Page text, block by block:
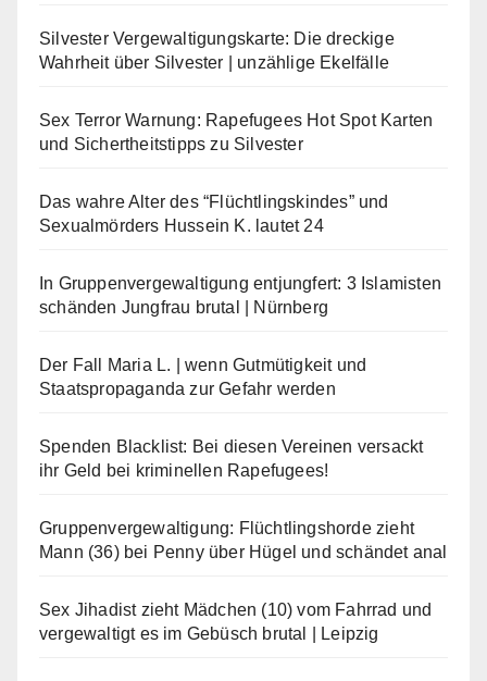
Silvester Vergewaltigungskarte: Die dreckige
Wahrheit über Silvester | unzählige Ekelfälle
Sex Terror Warnung: Rapefugees Hot Spot Karten
und Sichertheitstipps zu Silvester
Das wahre Alter des “Flüchtlingskindes” und
Sexualmörders Hussein K. lautet 24
In Gruppenvergewaltigung entjungfert: 3 Islamisten
schänden Jungfrau brutal | Nürnberg
Der Fall Maria L. | wenn Gutmütigkeit und
Staatspropaganda zur Gefahr werden
Spenden Blacklist: Bei diesen Vereinen versackt
ihr Geld bei kriminellen Rapefugees!
Gruppenvergewaltigung: Flüchtlingshorde zieht
Mann (36) bei Penny über Hügel und schändet anal
Sex Jihadist zieht Mädchen (10) vom Fahrrad und
vergewaltigt es im Gebüsch brutal | Leipzig